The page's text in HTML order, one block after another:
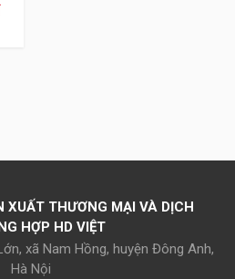
XUẤT THƯƠNG MẠI VÀ DỊCH
HỢP HD VIỆT
xã Nam Hồng, huyện Đông Anh,
Hà Nội